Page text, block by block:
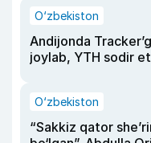
O‘zbekiston
Andijonda
joylab, YTH sodir
O‘zbekiston
“Sakkiz qator